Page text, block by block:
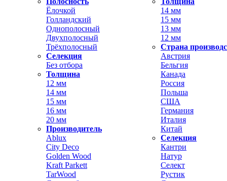
Ёлочкой
Голландский
Однополосный
Двухполосный
Трёхполосный
Селекция
Без отбора
14 мм
15 мм
13 мм
12 мм
Страна
Австрия
Бельгия
Толщина
12 мм
14 мм
15 мм
16 мм
20 мм
Производитель
Ablux
City Deco
Golden Wood
Kraft Parkett
TarWood
Канада
Россия
Польша
США
Германия
Италия
Китай
Селекция
Кантри
Натур
Селект
Рустик